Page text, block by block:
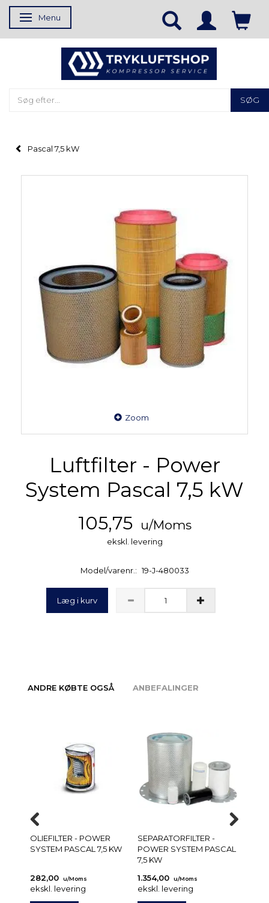
Skifte navigation
Menu
SØG
Pascal 7,5 kW
Zoom
Luftfilter - Power
System Pascal 7,5 kW
105,75 u/Moms
ekskl. levering
Model/varenr.: 19-J-480033
Læg i kurv
ANDRE KØBTE OGSÅ ANBEFALINGER
OLIEFILTER - POWER
SYSTEM PASCAL 7,5 KW
282,00 u/Moms
ekskl. levering
SEPARATORFILTER -
POWER SYSTEM PASCAL
7,5 KW
1.354,00
u/Moms
ekskl. levering